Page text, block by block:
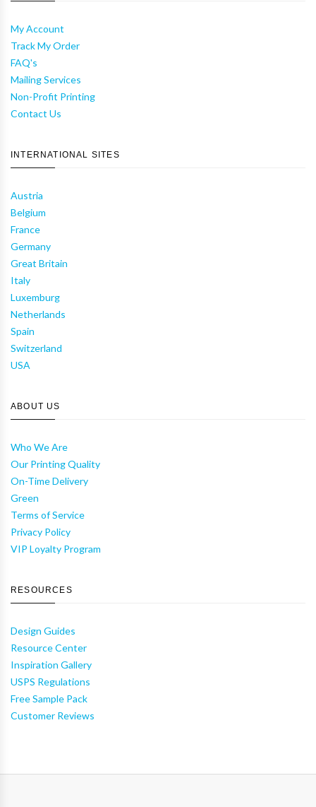
My Account
Track My Order
FAQ's
Mailing Services
Non-Profit Printing
Contact Us
INTERNATIONAL SITES
Austria
Belgium
France
Germany
Great Britain
Italy
Luxemburg
Netherlands
Spain
Switzerland
USA
ABOUT US
Who We Are
Our Printing Quality
On-Time Delivery
Green
Terms of Service
Privacy Policy
VIP Loyalty Program
RESOURCES
Design Guides
Resource Center
Inspiration Gallery
USPS Regulations
Free Sample Pack
Customer Reviews